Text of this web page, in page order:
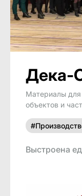
Дека-
Материалы
объектов и
Выстроена